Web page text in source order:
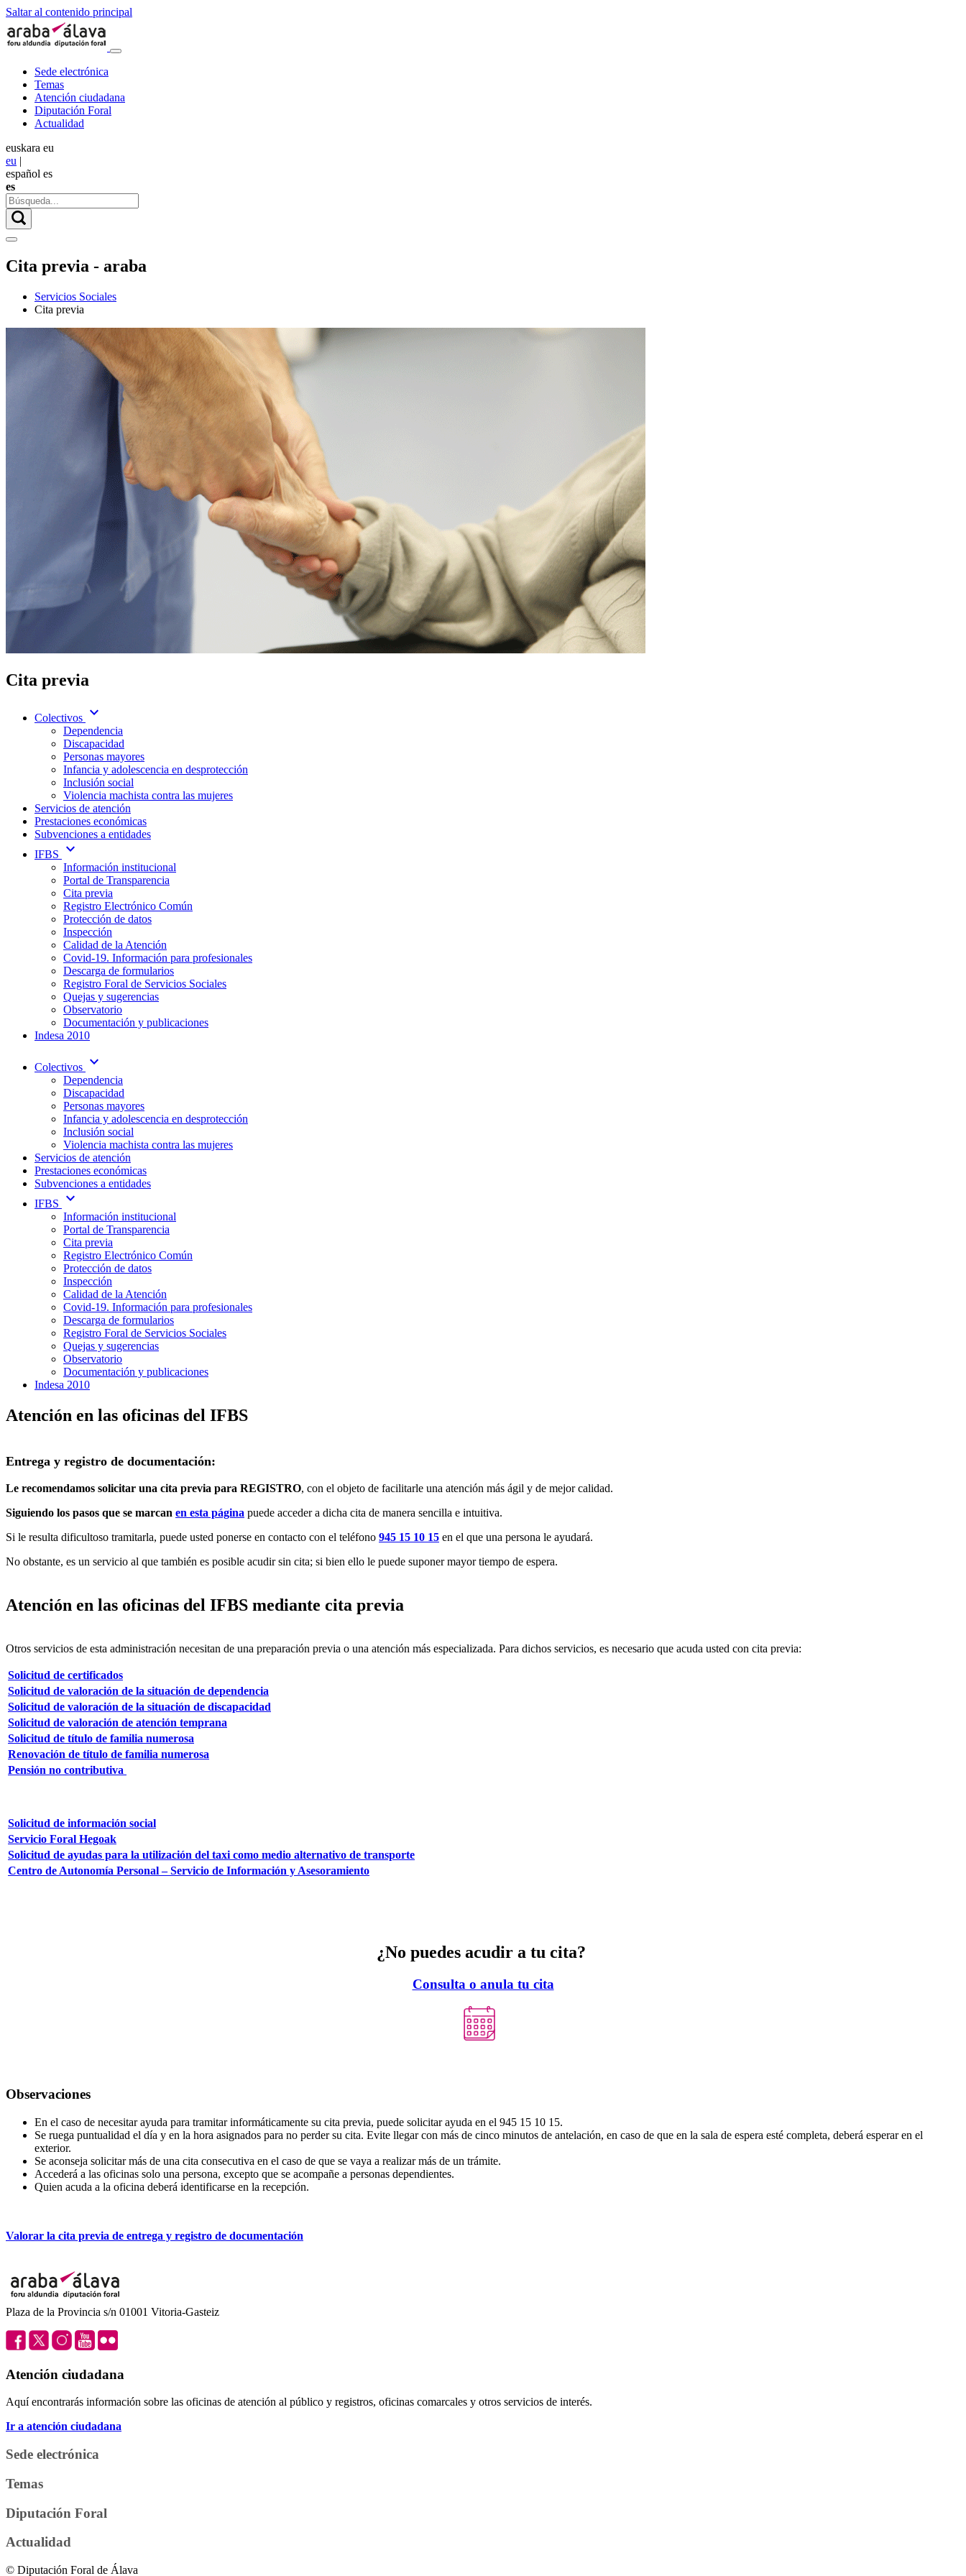
Saltar al contenido principal
Sede electrónica
Temas
Atención ciudadana
Diputación Foral
Actualidad
euskara eu
eu |
español es
es
Cita previa - araba
Servicios Sociales
Cita previa
Cita previa
Colectivos expand_more
Dependencia
Discapacidad
Personas mayores
Infancia y adolescencia en desprotección
Inclusión social
Violencia machista contra las mujeres
Servicios de atención
Prestaciones económicas
Subvenciones a entidades
IFBS
expand_more
Información institucional
Portal de Transparencia
Cita previa
Registro Electrónico Común
Protección de datos
Inspección
Calidad de la Atención
Covid-19. Información para profesionales
Descarga de formularios
Registro Foral de Servicios Sociales
Quejas y sugerencias
Observatorio
Documentación y publicaciones
Indesa 2010
Colectivos expand_more
Dependencia
Discapacidad
Personas mayores
Infancia y adolescencia en desprotección
Inclusión social
Violencia machista contra las mujeres
Servicios de atención
Prestaciones económicas
Subvenciones a entidades
IFBS
expand_more
Información institucional
Portal de Transparencia
Cita previa
Registro Electrónico Común
Protección de datos
Inspección
Calidad de la Atención
Covid-19. Información para profesionales
Descarga de formularios
Registro Foral de Servicios Sociales
Quejas y sugerencias
Observatorio
Documentación y publicaciones
Indesa 2010
Atención en las oficinas del IFBS
Entrega y registro de documentación:
Le recomendamos solicitar una cita previa para REGISTRO, con el objeto de facilitarle una atención más ágil y de mejor calidad.
Siguiendo los pasos que se marcan en esta página puede acceder a dicha cita de manera sencilla e intuitiva.
Si le resulta dificultoso tramitarla, puede usted ponerse en contacto con el teléfono 945 15 10 15 en el que una persona le ayudará.
No obstante, es un servicio al que también es posible acudir sin cita; si bien ello le puede suponer mayor tiempo de espera.
Atención en las oficinas del IFBS mediante cita previa
Otros servicios de esta administración necesitan de una preparación previa o una atención más especializada. Para dichos servicios, es necesario que acuda usted con cita previa:
Solicitud de certificados
Solicitud de valoración de la situación de dependencia
Solicitud de valoración de la situación de discapacidad
Solicitud de valoración de atención temprana
Solicitud de título de familia numerosa
Renovación de título de familia numerosa
Pensión no contributiva
Solicitud de información social
Servicio Foral Hegoak
Solicitud de ayudas para la utilización del taxi como medio alternativo de transporte
Centro de Autonomía Personal – Servicio de Información y Asesoramiento
¿No puedes acudir a tu cita?
Consulta o anula tu cita
Observaciones
En el caso de necesitar ayuda para tramitar informáticamente su cita previa, puede solicitar ayuda en el 945 15 10 15.
Se ruega puntualidad el día y en la hora asignados para no perder su cita. Evite llegar con más de cinco minutos de antelación, en caso de que en la sala de espera esté completa, deberá esperar en el
exterior.
Se aconseja solicitar más de una cita consecutiva en el caso de que se vaya a realizar más de un trámite.
Accederá a las oficinas solo una persona, excepto que se acompañe a personas dependientes.
Quien acuda a la oficina deberá identificarse en la recepción.
Valorar la cita previa de entrega y registro de documentación
Plaza de la Provincia s/n 01001 Vitoria-Gasteiz
Atención ciudadana
Aquí encontrarás información sobre las oficinas de atención al público y registros, oficinas comarcales y otros servicios de interés.
Ir a atención ciudadana
Sede electrónica
Temas
Diputación Foral
Actualidad
© Diputación Foral de Álava